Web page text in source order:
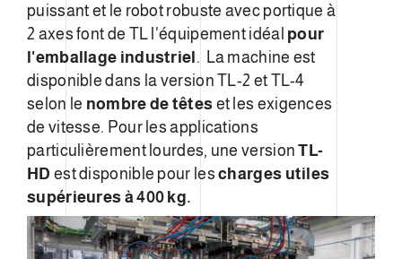
puissant et le robot robuste avec portique à
2 axes font de TL l'équipement idéal pour
l'emballage industriel. La machine est
disponible dans la version TL-2 et TL-4
selon le nombre de têtes et les exigences
de vitesse. Pour les applications
particulièrement lourdes, une versionTL-
HD est disponible pour lescharges utiles
supérieures à 400 kg.